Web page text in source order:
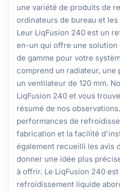
une variété de produits de
ordinateurs de bureau et
Leur LiqFusion 240 est un
en-un qui offre une
de gamme pour votre
comprend un radiateur, une
un ventilateur de 120 mm.
LiqFusion 240 et vous
résumé de nos
performances de
fabrication et la facilité
également recueilli les avis
donner une idée plus
à offrir. Le LiqFusion 240
refroidissement liquide